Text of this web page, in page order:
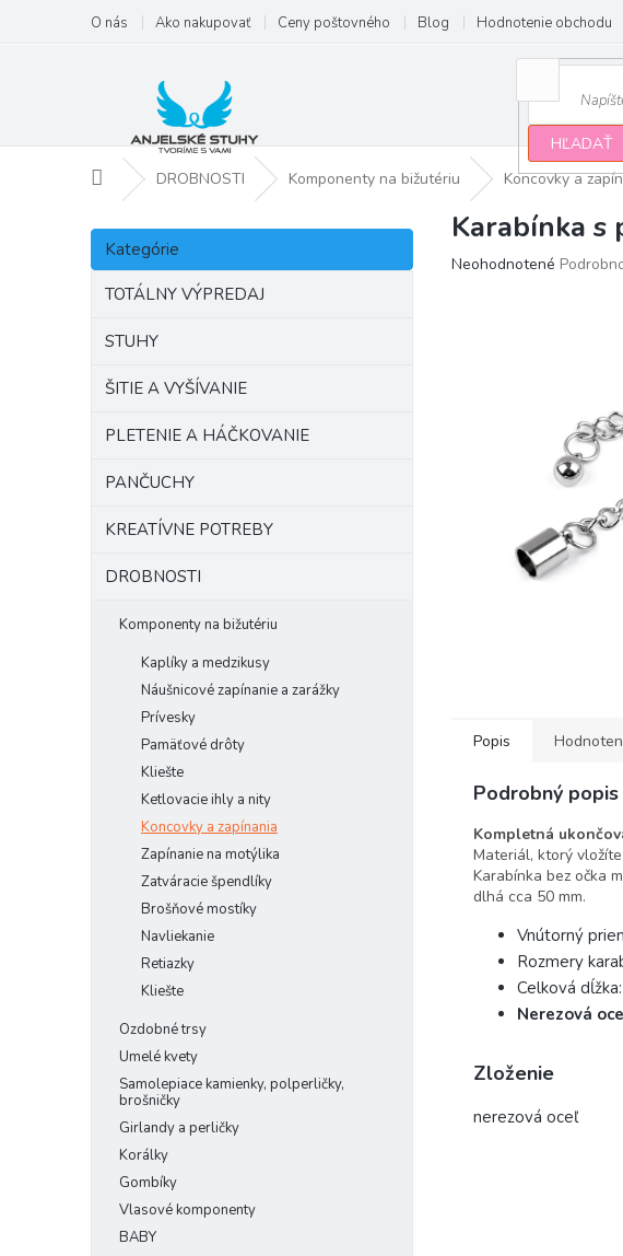
obsah
O nás Ako nakupovať Ceny poštovného Blog Hodnotenie obchodu
HĽADAŤ
DomovDROBNOSTI Komponenty na bižutériu Koncovky a
B
č
Preskočiť
kategórie
Kategórie
TOTÁLNY VÝPREDAJ
STUHY
ŠITIE A VYŠÍVANIE
PLETENIE A HÁČKOVANIE
PANČUCHY
KREATÍVNE POTREBY
DROBNOSTI
Komponenty na bižutériu
Kaplíky a medzikusy
Náušnicové zapínanie a zarážky
Prívesky
Pamäťové drôty
Kliešte
Ketlovacie ihly a nity
Koncovky a zapínania
Zapínanie na motýlika
Zatváracie špendlíky
Brošňové mostíky
Navliekanie
Retiazky
Kliešte
Ozdobné trsy
Umelé kvety
Samolepiace kamienky, polperličky,
brošničky
Girlandy a perličky
Korálky
Gombíky
Vlasové komponenty
BABY
Karabínka s
Priemerné
Neohodnotené
Popis
Podrobný popis
Kompletná
Materiál, ktorý vložíte
Karabínka bez očka
dlhá cca 50 mm.
Vnútorný
Rozmery
Celková dĺžka:
Nerezová
Zloženie
nerezová oceľ